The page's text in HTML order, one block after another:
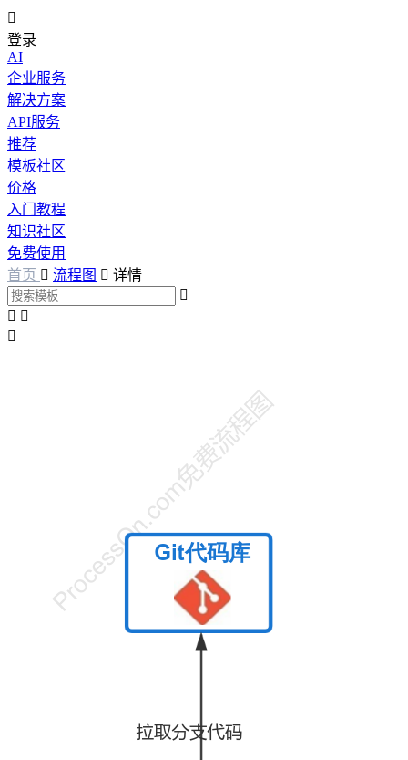

登录
AI
企业服务
解决方案
API服务
推荐
模板社区
价格
入门教程
知识社区
免费使用
首页  流程图  详情

 
